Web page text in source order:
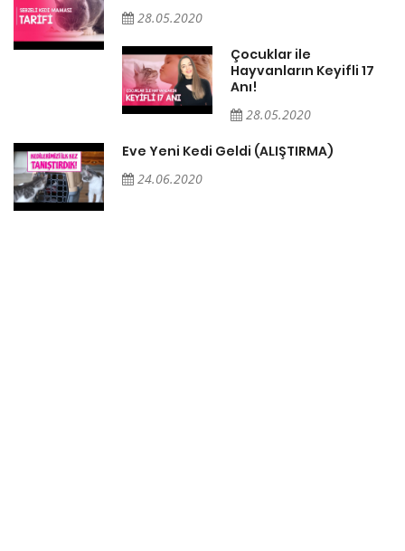
28.05.2020
Çocuklar ile
Hayvanların Keyifli 17
Anı!
28.05.2020
Eve Yeni Kedi Geldi (ALIŞTIRMA)
24.06.2020